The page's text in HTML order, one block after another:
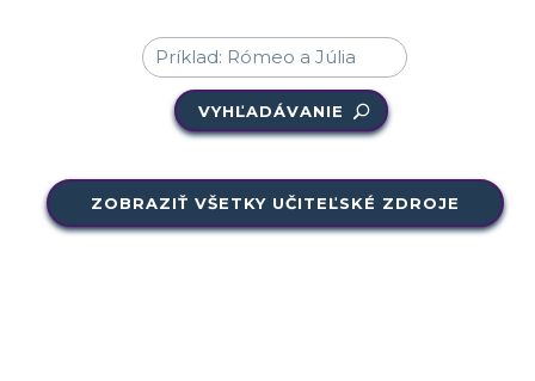
VYHĽADÁVANIE
ZOBRAZIŤ VŠETKY UČITEĽSKÉ ZDROJE